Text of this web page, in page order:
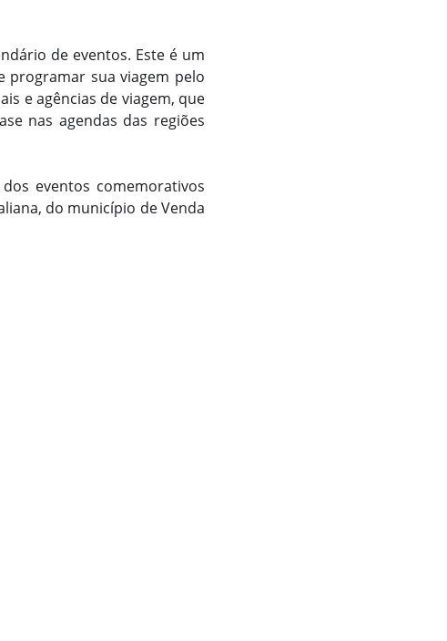
de eventos. Este é um
sua viagem pelo
e agências de viagem, que
nas agendas das regiões
eventos comemorativos
do município de Venda